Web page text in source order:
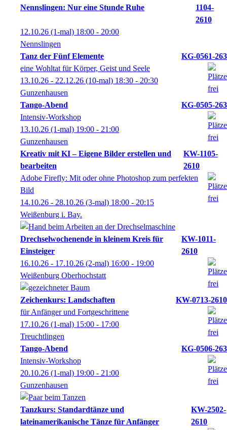
Nennslingen: Nur eine Stunde Ruhe
1104-
2610
12.10.26 (1-mal) 18:00 - 20:00
Nennslingen
Tanz der Fünf Elemente
KG-0561-263
eine Wohltat für Körper, Geist und Seele
13.10.26 - 22.12.26 (10-mal) 18:30 - 20:30
Gunzenhausen
Tango-Abend
KG-0505-263
Intensiv-Workshop
13.10.26 (1-mal) 19:00 - 21:00
Gunzenhausen
Kreativ mit KI – Eigene Bilder erstellen und
bearbeiten
KW-1105-
2610
Adobe Firefly: Mit oder ohne Photoshop zum perfekten
Bild
14.10.26 - 28.10.26 (3-mal) 18:00 - 20:15
Weißenburg i. Bay.
Drechselwochenende in kleinem Kreis für
Einsteiger
KW-1011-
2610
16.10.26 - 17.10.26 (2-mal) 16:00 - 19:00
Weißenburg Oberhochstatt
Zeichenkurs: Landschaften
KW-0713-2610
für Anfänger und Fortgeschrittene
17.10.26 (1-mal) 15:00 - 17:00
Treuchtlingen
Tango-Abend
KG-0506-263
Intensiv-Workshop
20.10.26 (1-mal) 19:00 - 21:00
Gunzenhausen
Tanzkurs: Standardtänze und
lateinamerikanische Tänze für Anfänger
KW-2502-
2610